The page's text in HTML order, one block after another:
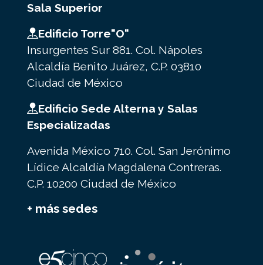
Sala Superior
Edificio Torre"O"
Insurgentes Sur 881. Col. Nápoles
Alcaldía Benito Juárez, C.P. 03810
Ciudad de México
Edificio Sede Alterna y Salas
Especializadas
Avenida México 710. Col. San Jerónimo
Lídice Alcaldía Magdalena Contreras.
C.P. 10200 Ciudad de México
+ más sedes